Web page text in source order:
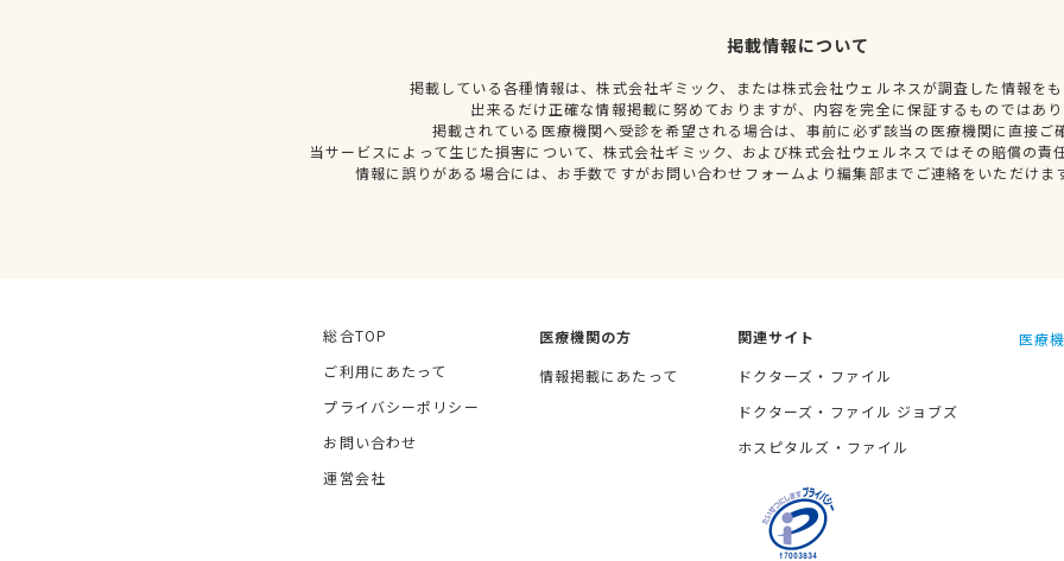
掲載情報について
掲載している各種情報は、株式会社ギミック、または株式会社ウェルネスが調査した情報を
出来るだけ正確な情報掲載に努めておりますが、内容を完全に保証するものではあ
掲載されている医療機関へ受診を希望される場合は、事前に必ず該当の医療機関に直接ご
当サービスによって生じた損害について、株式会社ギミック、および株式会社ウェルネスではその賠償の責
情報に誤りがある場合には、お手数ですがお問い合わせフォームより編集部までご連絡をいただけま
総合TOP
ご利用にあたって
プライバシーポリシー
お問い合わせ
運営会社
医療機関の方
情報掲載にあたって
関連サイト
ドクターズ・ファイル
ドクターズ・ファイル ジョブズ
ホスピタルズ・ファイル
医療